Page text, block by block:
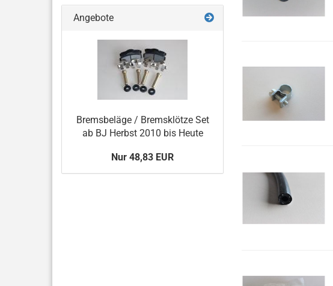
Angebote
Bremsbeläge / Bremsklötze Set
ab BJ Herbst 2010 bis Heute
Nur 48,83 EUR